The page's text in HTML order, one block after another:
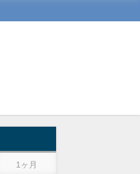
1ヶ月